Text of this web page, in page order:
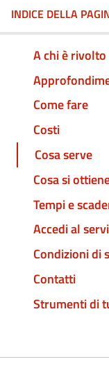
INDICE DELLA
A chi è rivolto
Come fare
Costi
Cosa serve
Cosa si
Tempi e
Accedi al
Condizioni di
Contatti
Strumenti di